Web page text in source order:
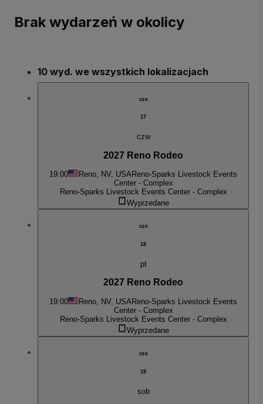
Brak wydarzeń w okolicy
10 wyd. we wszystkich lokalizacjach
cze
17
czw
2027 Reno Rodeo
19:00 Reno, NV, USAReno-Sparks Livestock Events
Center - Complex
Reno-Sparks Livestock Events Center - Complex
Wyprzedane
cze
18
pt
2027 Reno Rodeo
19:00 Reno, NV, USAReno-Sparks Livestock Events
Center - Complex
Reno-Sparks Livestock Events Center - Complex
Wyprzedane
cze
19
sob